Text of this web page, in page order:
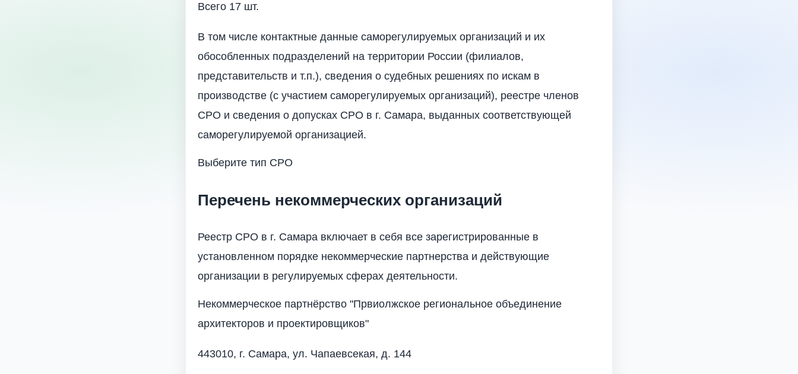
Всего 17 шт.
В том числе контактные данные саморегулируемых организаций и их
обособленных подразделений на территории России (филиалов,
представительств и т.п.), сведения о судебных решениях по искам в
производстве (с участием саморегулируемых организаций), реестре членов
СРО и сведения о допусках СРО в г. Самара, выданных соответствующей
саморегулируемой организацией.
Выберите тип СРО
Перечень некоммерческих организаций
Реестр СРО в г. Самара включает в себя все зарегистрированные в
установленном порядке некоммерческие партнерства и действующие
организации в регулируемых сферах деятельности.
Некоммерческое партнёрство "Првиолжское региональное объединение
архитекторов и проектировщиков"
443010, г. Самара, ул. Чапаевсекая, д. 144